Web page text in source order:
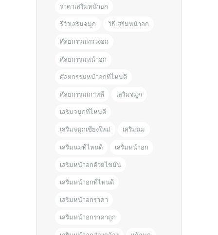
ราคาเสริมหน้าอก
รีวิวเสริมจมูก วิธีเสริมหน้าอก
ศัลยกรรมทรวงอก
ศัลยกรรมหน้าอก
ศัลยกรรมหน้าอกที่ไหนดี
ศัลยกรรมเกาหลี เสริมจมูก
เสริมจมูกที่ไหนดี
เสริมจมูกเชียงใหม่ เสริมนม
เสริมนมที่ไหนดี เสริมหน้าอก
เสริมหน้าอกด้วยไขมัน
เสริมหน้าอกที่ไหนดี
เสริมหน้าอกราคา
เสริมหน้าอกราคาถูก